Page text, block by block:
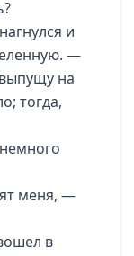
и
—
на
тогда,
меня, —
в